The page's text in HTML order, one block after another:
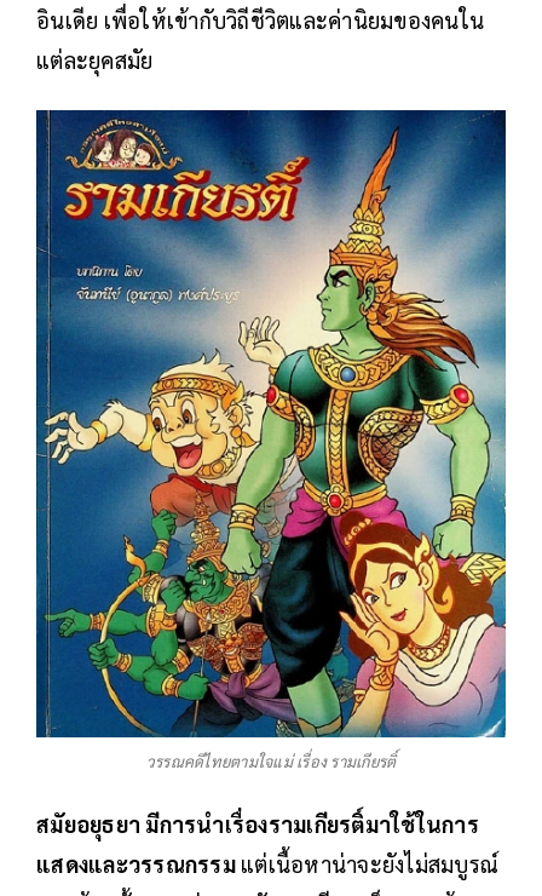
อินเดีย เพื่อให้เข้ากับวิถีชีวิตและค่านิยมของคนใน
แต่ละยุคสมัย
วรรณคดีไทยตามใจแม่ เรื่อง รามเกียรติ์
สมัยอยุธยา มีการนำเรื่องรามเกียรติ์มาใช้ในการ
แสดงและวรรณกรรมแต่เนื้อหาน่าจะยังไม่สมบูรณ์